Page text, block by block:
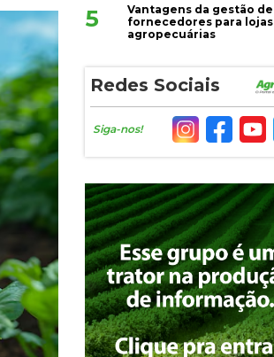
5
Vantagens da gestão de
fornecedores para lojas
agropecuárias
Redes Sociais
Siga-nos!